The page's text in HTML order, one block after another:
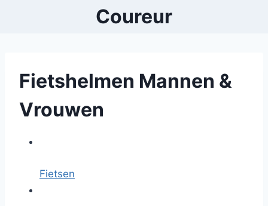
Coureur
Fietshelmen Mannen &
Vrouwen
Fietsen